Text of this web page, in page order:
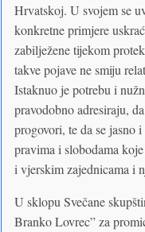
Hrvatskoj. U svojem se
konkretne primjere
zabilježene tijekom
takve pojave ne smiju
Istaknuo je potrebu i
pravodobno adresiraju,
progovori, te da se jasno
pravima i slobodama
i vjerskim zajednicama i
U sklopu Svečane
Branko Lovrec” za